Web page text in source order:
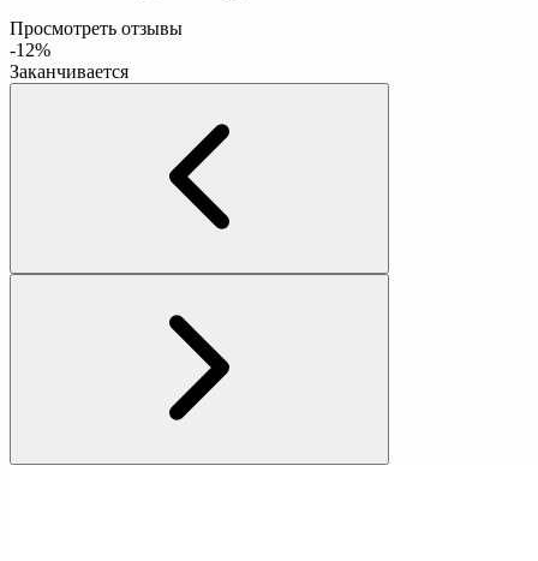
Просмотреть отзывы
-12%
Заканчивается